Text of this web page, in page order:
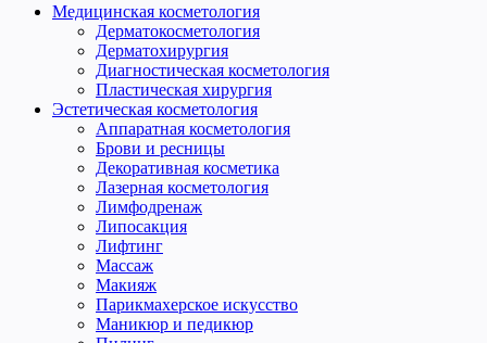
Медицинская косметология
Дерматокосметология
Дерматохирургия
Диагностическая косметология
Пластическая хирургия
Эстетическая косметология
Аппаратная косметология
Брови и ресницы
Декоративная косметика
Лазерная косметология
Лимфодренаж
Липосакция
Лифтинг
Массаж
Макияж
Парикмахерское искусство
Маникюр и педикюр